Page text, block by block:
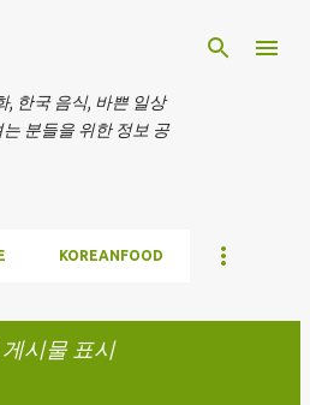
, 한국 음식, 바쁜 일상
분들을 위한 정보 공
KOREANFOOD
시물 표시